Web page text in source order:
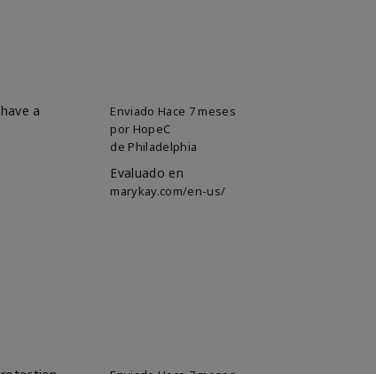
Enviado Hace 7 meses
por HopeC
de Philadelphia
Evaluado en
marykay.com/en-us/
a